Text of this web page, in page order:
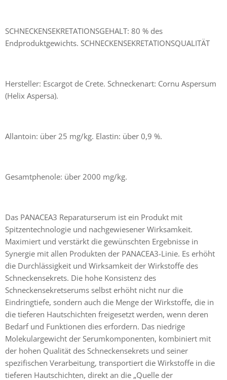
SCHNECKENSEKRETATIONSGEHALT: 80 % des
Endproduktgewichts. SCHNECKENSEKRETATIONSQUALITÄT
Hersteller: Escargot de Crete. Schneckenart: Cornu Aspersum
(Helix Aspersa).
Allantoin: über 25 mg/kg. Elastin: über 0,9 %.
Gesamtphenole: über 2000 mg/kg.
Das PANACEA3 Reparaturserum ist ein Produkt mit
Spitzentechnologie und nachgewiesener Wirksamkeit.
Maximiert und verstärkt die gewünschten Ergebnisse in
Synergie mit allen Produkten der PANACEA3-Linie. Es erhöht
die Durchlässigkeit und Wirksamkeit der Wirkstoffe des
Schneckensekrets. Die hohe Konsistenz des
Schneckensekretserums selbst erhöht nicht nur die
Eindringtiefe, sondern auch die Menge der Wirkstoffe, die in
die tieferen Hautschichten freigesetzt werden, wenn deren
Bedarf und Funktionen dies erfordern. Das niedrige
Molekulargewicht der Serumkomponenten, kombiniert mit
der hohen Qualität des Schneckensekrets und seiner
spezifischen Verarbeitung, transportiert die Wirkstoffe in die
tieferen Hautschichten, direkt an die „Quelle der